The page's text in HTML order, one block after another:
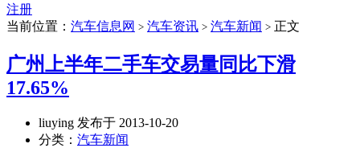
注册
当前位置： 汽车信息网 > 汽车资讯 > 汽车新闻 > 正文
广州上半年二手车交易量同比下滑
17.65%
liuying 发布于 2013-10-20
分类： 汽车新闻